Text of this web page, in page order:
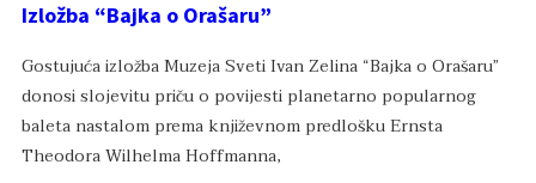
Izložba “Bajka o Orašaru”
Gostujuća izložba Muzeja Sveti Ivan Zelina “Bajka o Orašaru”
donosi slojevitu priču o povijesti planetarno popularnog
baleta nastalom prema književnom predlošku Ernsta
Theodora Wilhelma Hoffmanna,